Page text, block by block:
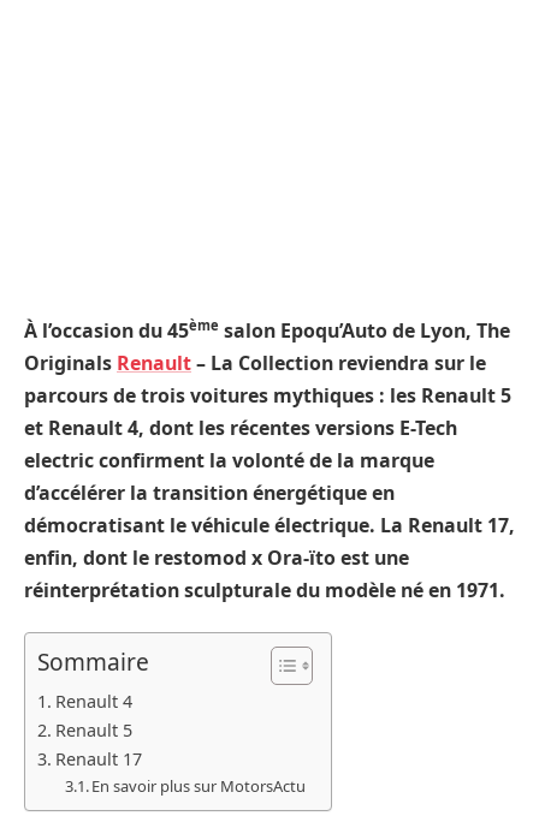
À l’occasion du 45ème salon Epoqu’Auto de Lyon, The
Originals Renault– La Collection reviendra sur le
parcours de trois voitures mythiques : les Renault 5
et Renault 4, dont les récentes versions E-Tech
electric confirment la volonté de la marque
d’accélérer la transition énergétique en
démocratisant le véhicule électrique. La Renault 17,
enfin, dont le restomod x Ora-ïto est une
réinterprétation sculpturale du modèle né en 1971.
Sommaire
Renault 4
Renault 5
Renault 17
En savoir plus sur MotorsActu